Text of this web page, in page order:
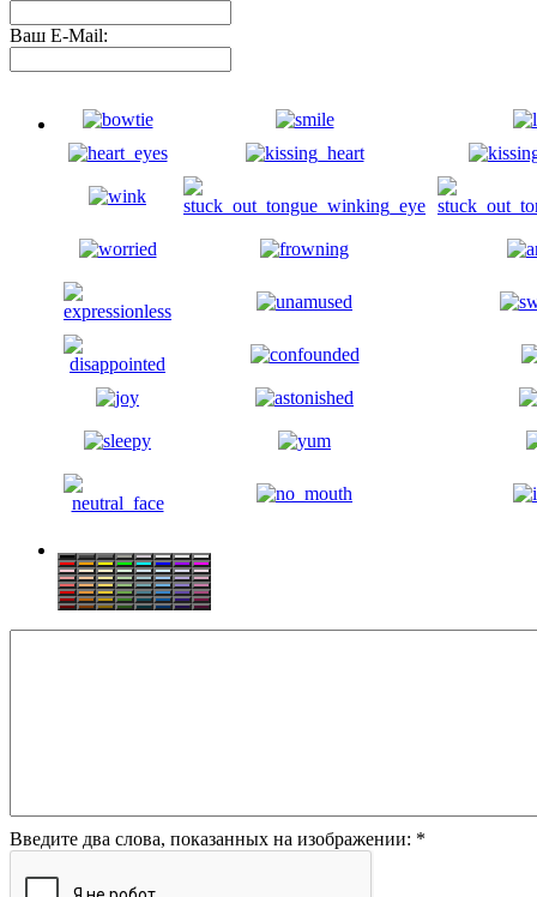
Ваш E-Mail:
Введите два слова, показанных на изображении: *